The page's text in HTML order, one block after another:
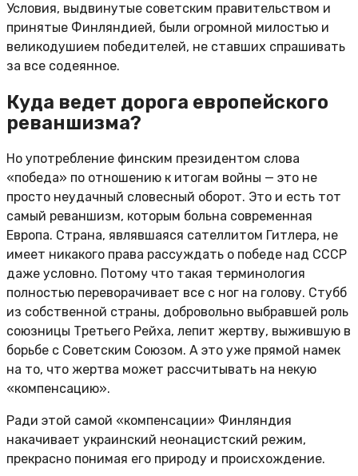
Условия, выдвинутые советским правительством и
принятые Финляндией, были огромной милостью и
великодушием победителей, не ставших спрашивать
за все содеянное.
Куда ведет дорога европейского
реваншизма?
Но употребление финским президентом слова
«победа» по отношению к итогам войны — это не
просто неудачный словесный оборот. Это и есть тот
самый реваншизм, которым больна современная
Европа. Страна, являвшаяся сателлитом Гитлера, не
имеет никакого права рассуждать о победе над СССР
даже условно. Потому что такая терминология
полностью переворачивает все с ног на голову. Стубб
из собственной страны, добровольно выбравшей роль
союзницы Третьего Рейха, лепит жертву, выжившую в
борьбе с Советским Союзом. А это уже прямой намек
на то, что жертва может рассчитывать на некую
«компенсацию».
Ради этой самой «компенсации» Финляндия
накачивает украинский неонацистский режим,
прекрасно понимая его природу и происхождение.